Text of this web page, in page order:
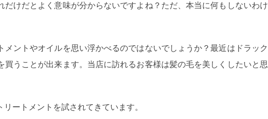
けだとよく意味が分からないですよね？ただ、本当に何もしないわけ
ントやオイルを思い浮かべるのではないでしょうか？最近はドラック
買うことが出来ます。当店に訪れるお客様は髪の毛を美しくしたいと思
ートメントを試されてきています。